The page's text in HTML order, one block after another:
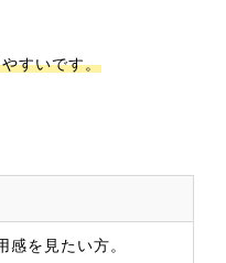
すいです。
を見たい方。